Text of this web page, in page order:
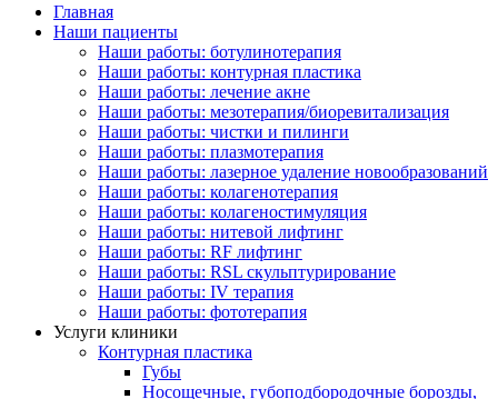
Главная
Наши пациенты
Наши работы: ботулинотерапия
Наши работы: контурная пластика
Наши работы: лечение акне
Наши работы: мезотерапия/биоревитализация
Наши работы: чистки и пилинги
Наши работы: плазмотерапия
Наши работы: лазерное удаление новообразований
Наши работы: колагенотерапия
Наши работы: колагеностимуляция
Наши работы: нитевой лифтинг
Наши работы: RF лифтинг
Наши работы: RSL скульптурирование
Наши работы: IV терапия
Наши работы: фототерапия
Услуги клиники
Контурная пластика
Губы
Носощечные, губоподбородочные борозды,